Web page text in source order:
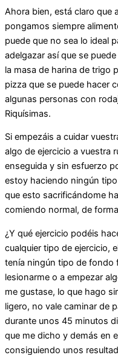
Ahora bien, está claro que
pongamos siempre
puede que no sea lo ideal
adelgazar así que se
la masa de harina de trigo
pizza que se puede hacer
algunas personas con
Riquísimas.
Si empezáis a cuidar
algo de ejercicio a vuestra
enseguida y sin esfuerzo
estoy haciendo ningún
que esto sacrificándome
comiendo normal, de
¿Y qué ejercicio podéis
cualquier tipo de ejercicio,
tenía ningún tipo de fondo
lesionarme o a empezar
me gustase, lo que hago
ligero, no vale caminar de
durante unos 45 minutos
que me dicho y demás en
consiguiendo unos